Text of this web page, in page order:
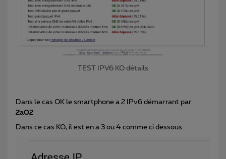
TEST IPV6 KO détails
Dans le cas OK le smartphone a 2 IPv6 démarrant par
2a02
Dans ce cas KO, il est en a 3 ou 4 comme ci dessous.